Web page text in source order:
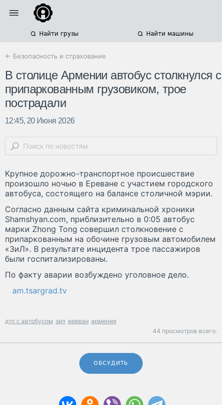
Найти грузы Найти машины
← Безопасность и страхование
В столице Армении автобус столкнулся с
припаркованным грузовиком, трое
пострадали
12:45, 20 Июня 2026
Крупное дорожно-транспортное происшествие
произошло ночью в Ереване с участием городского
автобуса, состоящего на балансе столичной мэрии.
Согласно данным сайта криминальной хроники
Shamshyan.com, приблизительно в 0:05 автобус
марки Zhong Tong совершил столкновение с
припаркованным на обочине грузовым автомобилем
«ЗиЛ». В результате инцидента трое пассажиров
были госпитализированы.
По факту аварии возбуждено уголовное дело.
am.tsargrad.tv
дтп с автобусом зил ереван армения
44 просмотров всего.
ОБСУДИТЬ